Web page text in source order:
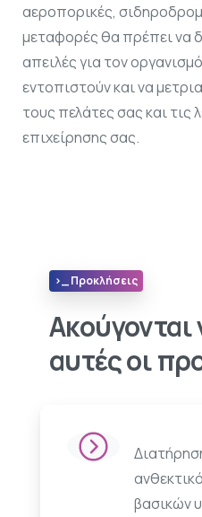
αεροπορικές,
μεταφορές θα πρέπει να
απειλές για τον
εντοπιστούν και να
τους πελάτες σας και τις
επιχείρησης σας.
>_ Προκλήσεις
αυτές οι
βασικών